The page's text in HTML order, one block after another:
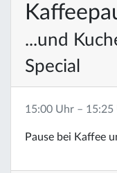
...und
Special
15:00 Uhr – 15:25
Pause bei Kaffee